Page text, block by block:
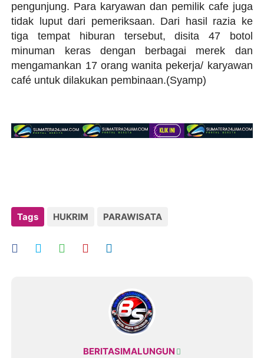
pengunjung. Para karyawan dan pemilik cafe juga
tidak luput dari pemeriksaan. Dari hasil razia ke
tiga tempat hiburan tersebut, disita 47 botol
minuman keras dengan berbagai merek dan
mengamankan 17 orang wanita pekerja/ karyawan
café untuk dilakukan pembinaan.(Syamp)
Tags HUKRIM PARAWISATA
BERITASIMALUNGUN